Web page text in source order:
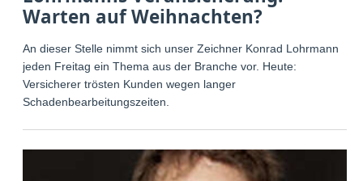
Warten auf Weihnachten?
An dieser Stelle nimmt sich unser Zeichner Konrad Lohrmann
jeden Freitag ein Thema aus der Branche vor. Heute:
Versicherer trösten Kunden wegen langer
Schadenbearbeitungszeiten.